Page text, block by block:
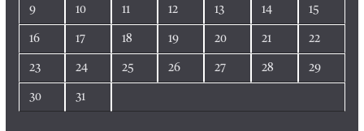
9 10 11 12 13 14 15
16 17 18 19 20 21 22
23 24 25 26 27 28 29
30 31